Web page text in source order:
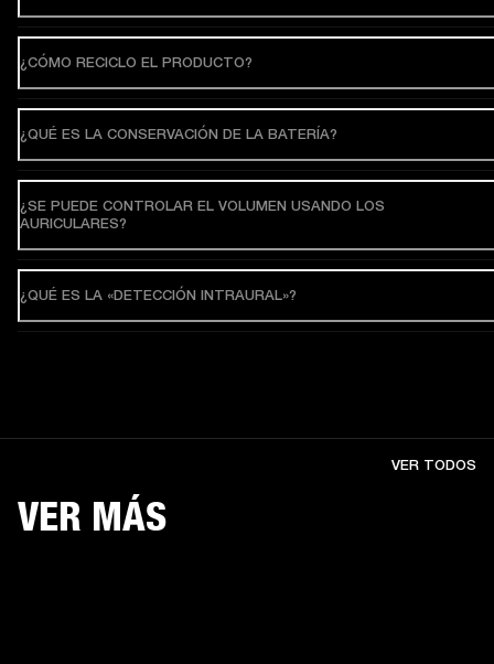
¿CÓMO RECICLO EL PRODUCTO?
¿QUÉ ES LA CONSERVACIÓN DE LA BATERÍA?
¿SE PUEDE CONTROLAR EL VOLUMEN USANDO LOS
AURICULARES?
¿QUÉ ES LA «DETECCIÓN INTRAURAL»?
VER MÁS
VER TODOS